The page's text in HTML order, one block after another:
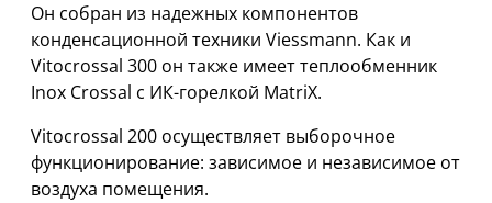
Он собран из надежных компонентов
конденсационной техники Viessmann. Как и
Vitocrossal 300 он также имеет теплообменник
Inox Crossal с ИК-горелкой MatriX.
Vitocrossal 200 осуществляет выборочное
функционирование: зависимое и независимое от
воздуха помещения.